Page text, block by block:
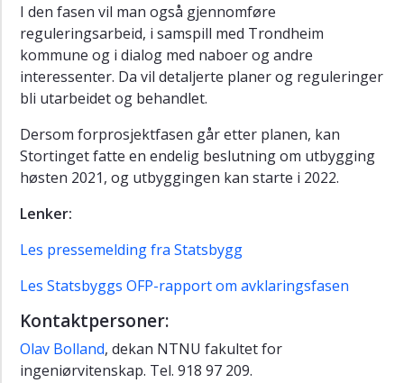
I den fasen vil man også gjennomføre
reguleringsarbeid, i samspill med Trondheim
kommune og i dialog med naboer og andre
interessenter. Da vil detaljerte planer og reguleringer
bli utarbeidet og behandlet.
Dersom forprosjektfasen går etter planen, kan
Stortinget fatte en endelig beslutning om utbygging
høsten 2021, og utbyggingen kan starte i 2022.
Lenker:
Les pressemelding fra Statsbygg
Les Statsbyggs OFP-rapport om avklaringsfasen
Kontaktpersoner:
Olav Bolland, dekan NTNU fakultet for
ingeniørvitenskap. Tel. 918 97 209.